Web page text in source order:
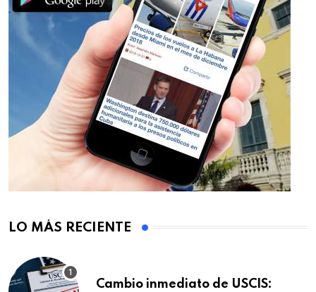
LO MÁS RECIENTE
Cambio inmediato de USCIS: